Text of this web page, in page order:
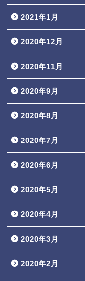
2021年1月
2020年12月
2020年11月
2020年9月
2020年8月
2020年7月
2020年6月
2020年5月
2020年4月
2020年3月
2020年2月